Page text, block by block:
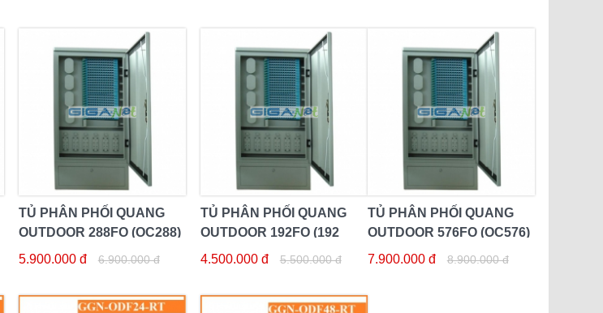
TỦ PHÂN PHỐI QUANG
OUTDOOR 288FO (OC288)
5.900.000 đ
6.900.000 đ
TỦ PHÂN PHỐI QUANG
OUTDOOR 192FO (192
4.500.000 đ
5.500.000 đ
TỦ PHÂN PHỐI QUANG
OUTDOOR 576FO (OC576)
7.900.000 đ
8.900.000 đ